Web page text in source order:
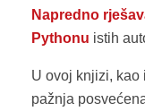
Napredno
Pythonu istih
U ovoj knjizi, kao
pažnja